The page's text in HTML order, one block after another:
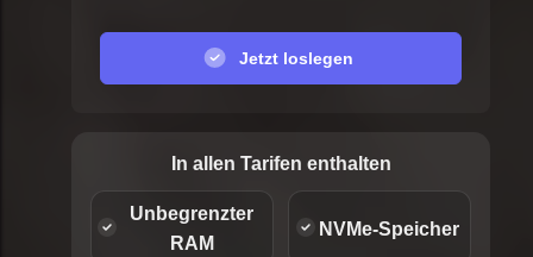
Jetzt loslegen
In allen Tarifen enthalten
Unbegrenzter
RAM
NVMe-Speicher